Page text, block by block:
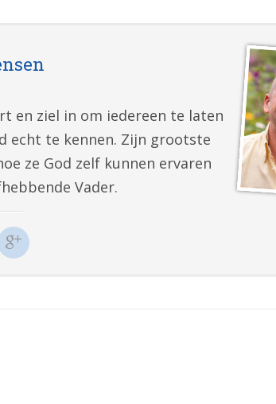
en ziel in om iedereen te laten
echt te kennen. Zijn grootste
ze God zelf kunnen ervaren
Vader.